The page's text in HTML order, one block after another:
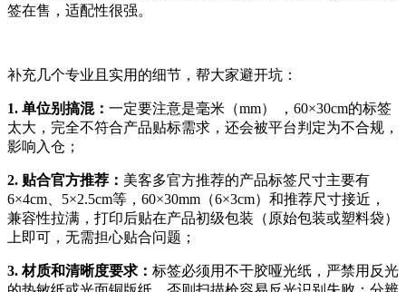
签在售，适配性很强。
补充几个专业且实用的细节，帮大家避开坑：
1. 单位别搞混： 一定要注意是毫米（mm） ，60×30cm的标签
太大，完全不符合产品贴标需求，还会被平台判定为不合规，
影响入仓；
2. 贴合官方推荐： 美客多官方推荐的产品标签尺寸主要有
6×4cm、5×2.5cm等，60×30mm（6×3cm）和推荐尺寸接近，
兼容性拉满，打印后贴在产品初级包装（原始包装或塑料袋）
上即可，无需担心贴合问题；
3. 材质和清晰度要求： 标签必须用不干胶哑光纸，严禁用反光